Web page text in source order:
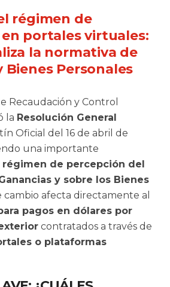
régimen de
portales virtuales:
la normativa de
Bienes Personales
Recaudación y Control
la Resolución General
Oficial del 16 de abril de
una importante
de percepción del
y sobre los Bienes
cambio afecta directamente al
pagos en dólares por
contratados a través de
o plataformas